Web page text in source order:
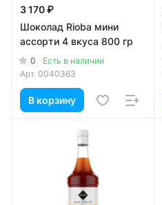
3 170 ₽
Шоколад Rioba мини
ассорти 4 вкуса 800 гр
0
Есть в наличии
Арт. 0040363
В корзину